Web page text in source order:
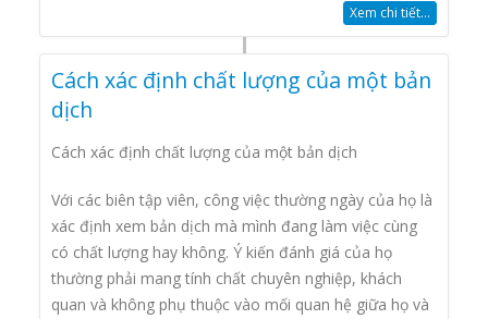
Xem chi tiết...
Cách xác định chất lượng của một bản
dịch
Cách xác định chất lượng của một bản dịch
Với các biên tập viên, công việc thường ngày của họ là
xác định xem bản dịch mà mình đang làm việc cùng
có chất lượng hay không. Ý kiến đánh giá của họ
thường phải mang tính chất chuyên nghiệp, khách
quan và không phụ thuộc vào mối quan hệ giữa họ và